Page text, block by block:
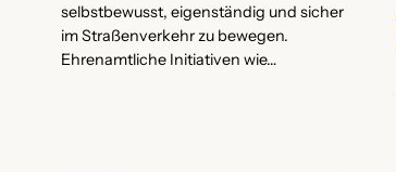
selbstbewusst, eigenständig und sicher
im Straßenverkehr zu bewegen.
Ehrenamtliche Initiativen wie…